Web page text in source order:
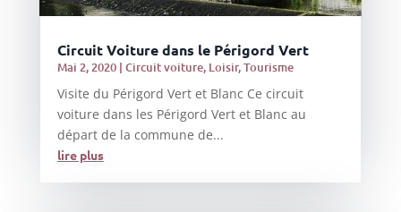
Circuit Voiture dans le Périgord Vert
Mai 2, 2020| Circuit voiture, Loisir,Tourisme
Visite du Périgord Vert et Blanc Ce circuit
voiture dans les Périgord Vert et Blanc au
départ de la commune de...
lire plus